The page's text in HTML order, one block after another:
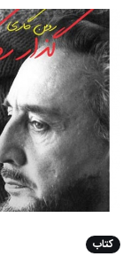
درباره ما
کتاب